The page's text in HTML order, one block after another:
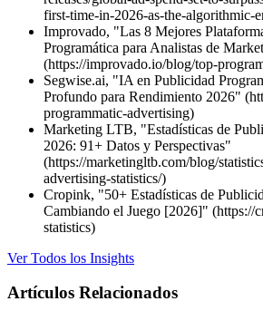
first-time-in-2026-as-the-algorithmic-
Improvado, "Las 8 Mejores
Programática para Analistas de
(https://improvado.io/blog/top-
Segwise.ai, "IA en Publicidad
Profundo para Rendimiento 2026"
programmatic-advertising)
Marketing LTB, "Estadísticas de
2026: 91+ Datos y Perspectivas"
(https://marketingltb.com/blog/
advertising-statistics/)
Cropink, "50+ Estadísticas de
Cambiando el Juego [2026]" (https://
statistics)
Ver Todos los Insights
Artículos Relacionados